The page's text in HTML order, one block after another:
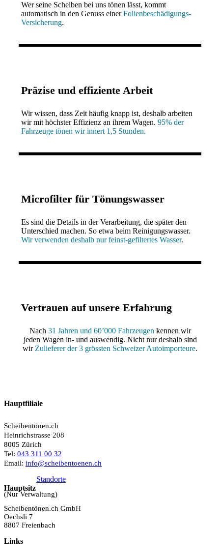
Wer seine Scheiben bei uns tönen lässt, kommt
automatisch in den Genuss einerFolienbeschädigungs-
Versicherung.
Präzise und effiziente Arbeit
Wir wissen, dass Zeit häufig knapp ist, deshalb arbeiten
wir mit höchster Effizienz an ihrem Wagen. 95% der
Fahrzeuge tönen wir innert 1,5 Stunden.
Microfilter für Tönungswasser
Es sind die Details in der Verarbeitung, die später den
Unterschied machen. So etwa beim Reinigungswasser.
Wir verwenden deshalb nur feinst-gefiltertes Wasser.
Vertrauen auf unsere Erfahrung
Nach 31 Jahren und 60’000 Fahrzeugen kennen wir
jeden Wagen in- und auswendig. Nicht nur deshalb sind
wir Zulieferer der 3 grössten Schweizer Autoimporteure.
Hauptfiliale
Scheibentönen.ch
Heinrichstrasse 208
8005 Zürich
Tel: 043 311 00 32
Email: info@scheibentoenen.ch
Standorte
Hauptsitz
(Nur Verwaltung)
Scheibentönen.ch GmbH
Oechsli 7
8807 Freienbach
Links